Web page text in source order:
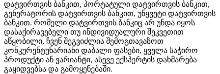
დატვირთვის ბანკით, პორტატული დატვირთვის ბანკით,
გენერატორის დატვირთვის ბანკით, უწყვეტი დატვირთვის
ბანკით. რომელი დატვირთვის ბანკიც არ უნდა იყოს
დასაქირავებელი თუ ინდივიდუალური შეკვეთით
აწყობილი, ჩვენ შეგვიძლია შემოგთავაზოთ
კონკურენტუნარიანი დაბალი ფასები, ყველა საჭირო
პროდუქტი ან ვარიანტი, ასევე ექსპერტის დახმარება
გაყიდვებსა და გამოყენებაში.